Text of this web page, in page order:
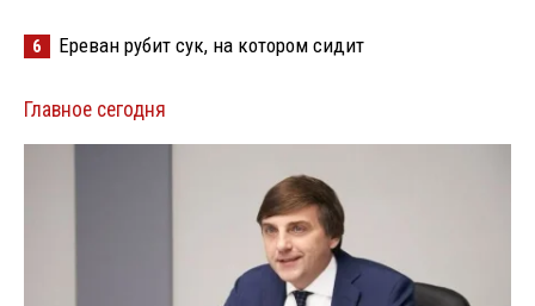
6 Ереван рубит сук, на котором сидит
Главное сегодня